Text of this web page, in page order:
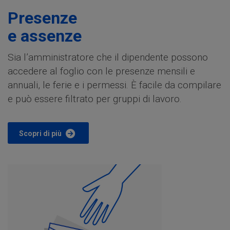
Presenze
e assenze
Sia l’amministratore che il dipendente possono
accedere al foglio con le presenze mensili e
annuali, le ferie e i permessi. È facile da compilare
e può essere filtrato per gruppi di lavoro.
Scopri di più